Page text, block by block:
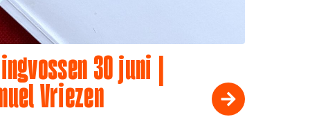
30 juni |
Vriezen